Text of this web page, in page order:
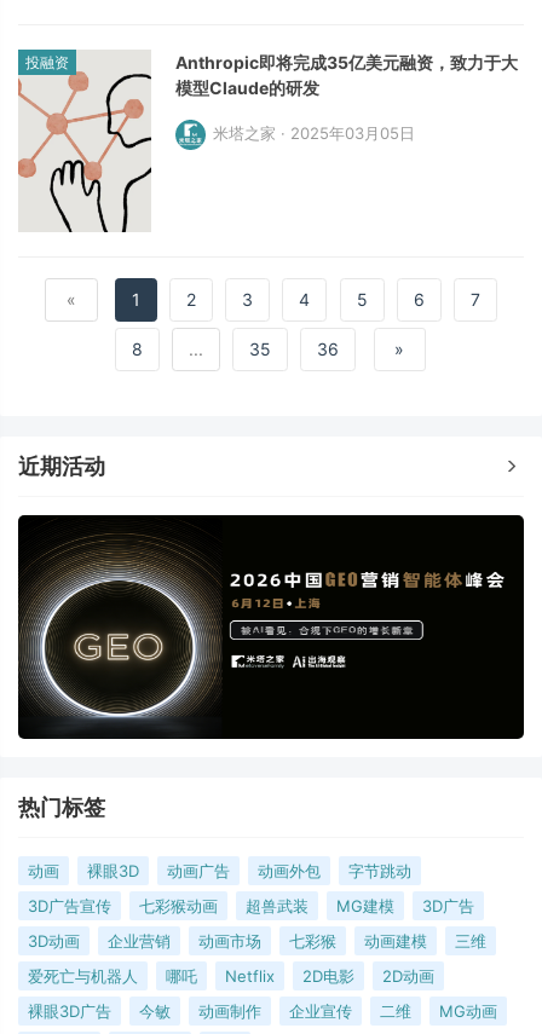
投融资
Anthropic即将完成35亿美元融资，致力于大
模型Claude的研发
米塔之家 · 2025年03月05日
« 1 2 3 4 5 6 7
8 ... 35 36 »
近期活动
热门标签
动画 裸眼3D 动画广告 动画外包
字节跳动
3D广告宣传
七彩猴动画 超兽武装 MG建模
3D广告
3D动画
企业营销 动画市场 七彩猴 动画建模
三维
爱死亡与机器人
哪吒 Netflix 2D电影
2D动画
裸眼3D广告
今敏 动画制作 企业宣传 二维
MG动画